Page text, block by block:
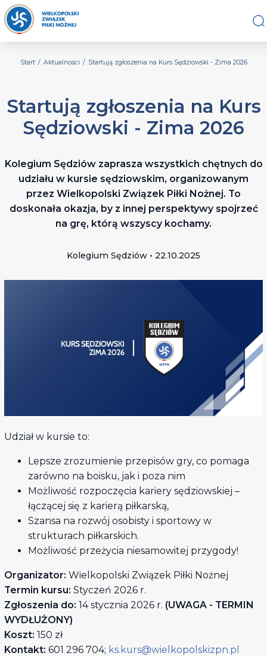
Start / Aktualności / Startują zgłoszenia na Kurs Sędziowski - Zima 2026
Startują zgłoszenia na Kurs
Sędziowski - Zima 2026
Kolegium Sędziów zaprasza wszystkich chętnych do
udziału w kursie sędziowskim, organizowanym
przez Wielkopolski Związek Piłki Nożnej. To
doskonała okazja, by z innej perspektywy spojrzeć
na grę, którą wszyscy kochamy.
Kolegium Sędziów • 22.10.2025
Udział w kursie to:
Lepsze zrozumienie przepisów gry, co pomaga
zarówno na boisku, jak i poza nim
Możliwość rozpoczęcia kariery sędziowskiej –
łączącej się z karierą piłkarską,
Szansa na rozwój osobisty i sportowy w
strukturach piłkarskich.
Możliwość przeżycia niesamowitej przygody!
Organizator: Wielkopolski Związek Piłki Nożnej
Termin kursu: Styczeń 2026 r.
Zgłoszenia do: 14 stycznia 2026 r. (UWAGA - TERMIN
WYDŁUŻONY)
Koszt: 150 zł
Kontakt: 601 296 704; ks.kurs@wielkopolskizpn.pl